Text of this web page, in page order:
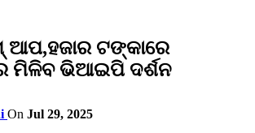
ଟଙ୍କାରେ
ମିଳିବ ଭିଆଇପି ଦର୍ଶନ
On Jul 29, 2025